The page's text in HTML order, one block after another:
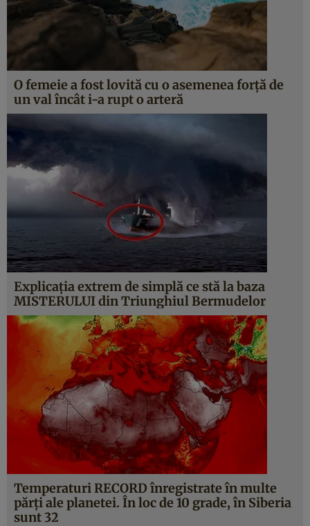
O femeie a fost lovită cu o asemenea forţă de
un val încât i-a rupt o arteră
Explicaţia extrem de simplă ce stă la baza
MISTERULUI din Triunghiul Bermudelor
Temperaturi RECORD înregistrate în multe
părţi ale planetei. În loc de 10 grade, în Siberia
sunt 32